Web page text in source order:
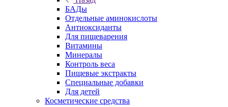
БАДы
Отдельные аминокислоты
Антиоксиданты
Для пищеварения
Витамины
Минералы
Контроль веса
Пищевые экстракты
Специальные добавки
Для детей
Косметические средства